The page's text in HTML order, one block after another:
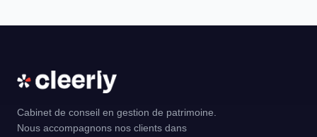
Cabinet de conseil en gestion de patrimoine.
Nous accompagnons nos clients dans